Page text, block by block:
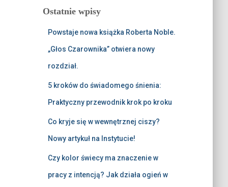
Ostatnie wpisy
Powstaje nowa książka Roberta Noble.
„Głos Czarownika” otwiera nowy
rozdział.
5 kroków do świadomego śnienia:
Praktyczny przewodnik krok po kroku
Co kryje się w wewnętrznej ciszy?
Nowy artykuł na Instytucie!
Czy kolor świecy ma znaczenie w
pracy z intencją? Jak działa ogień w